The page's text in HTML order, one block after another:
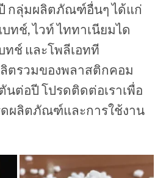
กลุ่มผลิตภัณฑ์อื่นๆ ได้แก่
ทช์, ไวท์ ไททาเนียมได
ทช์ และโพลีเอทที
ตรวมของพลาสติกคอม
นต่อปี โปรดติดต่อเราเพื่อ
ดผลิตภัณฑ์และการใช้งาน